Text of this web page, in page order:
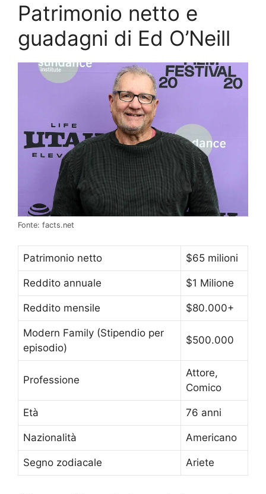
Patrimonio netto e
guadagni di Ed O’Neill
Fonte: facts.net
Patrimonio netto $65 milioni
Reddito annuale $1 Milione
Reddito mensile $80.000+
Modern Family (Stipendio per
episodio)
$500.000
Professione
Attore,
Comico
Età 76 anni
Nazionalità Americano
Segno zodiacale Ariete